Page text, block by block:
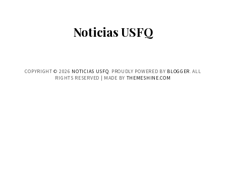
Noticias USFQ
COPYRIGHT © 2026 NOTICIAS USFQ. PROUDLY POWERED BY BLOGGER. ALL
RIGHTS RESERVED | MADE BY THEMESHINE.COM